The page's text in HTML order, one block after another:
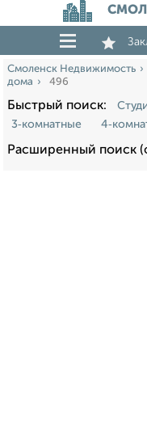
Смоленск Недвижимость
дома
496
Быстрый поиск:
3‑комнатные
Расширенный поиск